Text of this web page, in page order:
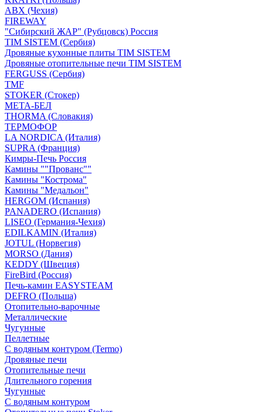
ABX (Чехия)
FIREWAY
"Сибирский ЖАР" (Рубцовск) Россия
TIM SISTEM (Сербия)
Дровяные кухонные плиты TIM SISTEM
Дровяные отопительные печи TIM SISTEM
FERGUSS (Сербия)
TMF
STOKER (Стокер)
МЕТА-БЕЛ
THORMA (Словакия)
ТЕРМОФОР
LA NORDICA (Италия)
SUPRA (Франция)
Кимры-Печь Россия
Камины ""Прованс""
Камины "Кострома"
Камины "Медальон"
HERGOM (Испания)
PANADERO (Испания)
LISEO (Германия-Чехия)
EDILKAMIN (Италия)
JOTUL (Норвегия)
MORSO (Дания)
KEDDY (Швеция)
FireBird (Россия)
Печь-камин EASYSTEAM
DEFRO (Польша)
Отопительно-варочные
Металлические
Чугунные
Пеллетные
С водяным контуром (Termo)
Дровяные печи
Отопительные печи
Длительного горения
Чугунные
C водяным контуром